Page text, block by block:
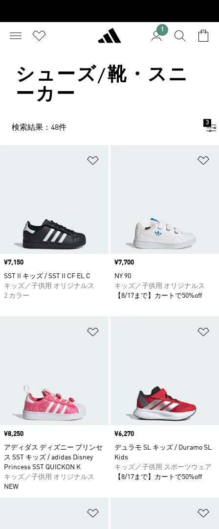
1
シューズ/靴・スニ
ーカー
検索結果：48件
3
価格
¥7,150
SST II キッズ / SST II CF EL C
キッズ／子供用 オリジナルス
2 カラー
価格
¥7,700
NY 90
キッズ／子供用 オリジナルス
【8/17まで】カートで50%off
価格
¥8,250
アディダス ディズニー プリンセ
ス SST キッズ / adidas Disney
Princess SST QUICKON K
キッズ／子供用 オリジナルス
NEW
価格
¥6,270
デュラモ SL キッズ / Duramo SL
Kids
キッズ／子供用 スポーツウェア
【8/17まで】カートで50%off